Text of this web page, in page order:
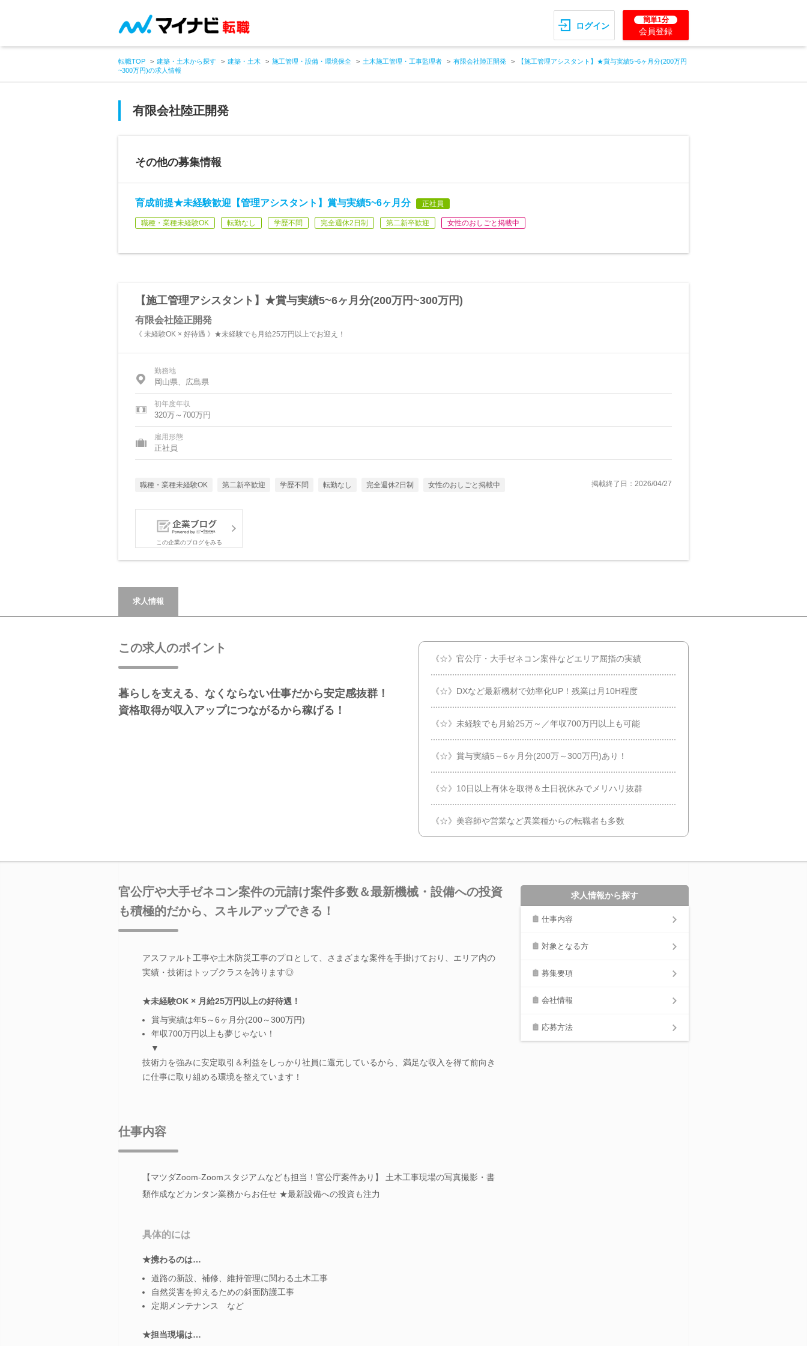
ログイン
簡単1分
会員登録
転職TOP 建築・土木から探す 建築・土木 施工管理・設備・環境保全 土木施工管理・工事監理者 有限会社陸正開発
【施工管理アシスタント】★賞与実績5~6ヶ月分(200万円
~300万円)の求人情報
有限会社陸正開発
その他の募集情報
育成前提★未経験歓迎【管理アシスタント】賞与実績5~6ヶ月分 正社員
職種・業種未経験OK 転勤なし 学歴不問 完全週休2日制 第二新卒歓迎 女性のおしごと掲載中
【施工管理アシスタント】★賞与実績5~6ヶ月分(200万円~300万円)
有限会社陸正開発
《 未経験OK × 好待遇 》★未経験でも月給25万円以上でお迎え！
勤務地
岡山県、広島県
初年度年収
320万～700万円
雇用形態
正社員
職種・業種未経験OK 第二新卒歓迎 学歴不問 転勤なし 完全週休2日制 女性のおしごと掲載中 掲載終了日：2026/04/27
この企業のブログをみる
求人情報
この求人のポイント
暮らしを支える、なくならない仕事だから安定感抜群！
資格取得が収入アップにつながるから稼げる！
《☆》官公庁・大手ゼネコン案件などエリア屈指の実績
《☆》DXなど最新機材で効率化UP！残業は月10H程度
《☆》未経験でも月給25万～／年収700万円以上も可能
《☆》賞与実績5～6ヶ月分(200万～300万円)あり！
《☆》10日以上有休を取得＆土日祝休みでメリハリ抜群
《☆》美容師や営業など異業種からの転職者も多数
官公庁や大手ゼネコン案件の元請け案件多数＆最新機械・設備への投資
も積極的だから、スキルアップできる！
アスファルト工事や土木防災工事のプロとして、さまざまな案件を手掛けており、エリア内の
実績・技術はトップクラスを誇ります◎
★未経験OK × 月給25万円以上の好待遇！
賞与実績は年5～6ヶ月分(200～300万円)
年収700万円以上も夢じゃない！
▼
技術力を強みに安定取引＆利益をしっかり社員に還元しているから、満足な収入を得て前向き
に仕事に取り組める環境を整えています！
仕事内容
【マツダZoom-Zoomスタジアムなども担当！官公庁案件あり】 土木工事現場の写真撮影・書
類作成などカンタン業務からお任せ ★最新設備への投資も注力
具体的には
★携わるのは…
道路の新設、補修、維持管理に関わる土木工事
自然災害を抑えるための斜面防護工事
定期メンテナンス など
★担当現場は…
求人情報から探す
仕事内容
対象となる方
募集要項
会社情報
応募方法